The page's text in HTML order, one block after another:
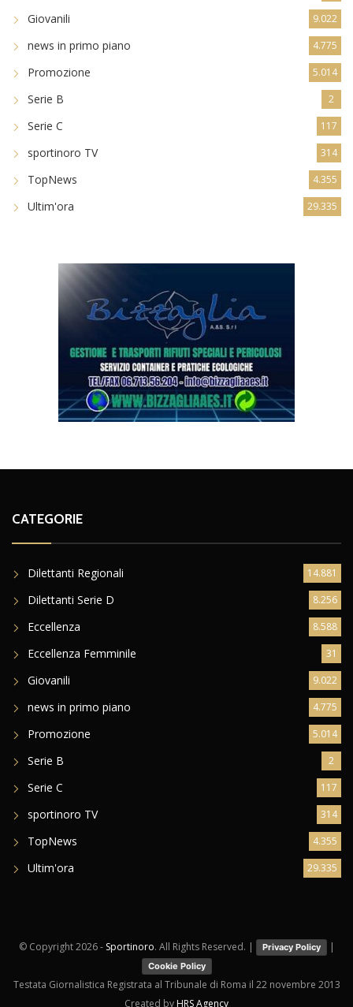
Giovanili 9.022
news in primo piano 4.775
Promozione 5.014
Serie B 2
Serie C 117
sportinoro TV 314
TopNews 4.355
Ultim'ora 29.335
CATEGORIE
Dilettanti Regionali 14.881
Dilettanti Serie D 8.256
Eccellenza 8.588
Eccellenza Femminile 31
Giovanili 9.022
news in primo piano 4.775
Promozione 5.014
Serie B 2
Serie C 117
sportinoro TV 314
TopNews 4.355
Ultim'ora 29.335
© Copyright2026 - Sportinoro. All Rights Reserved. | Privacy Policy |
Cookie Policy
Testata Giornalistica Registrata al Tribunale di Roma il 22 novembre 2013
Created by HRS Agency